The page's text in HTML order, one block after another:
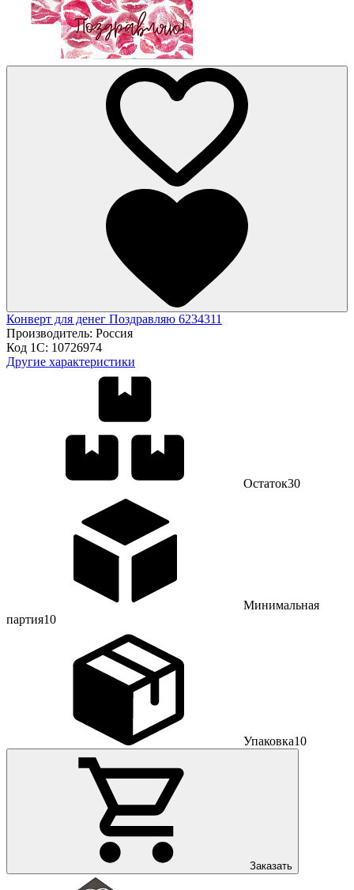
Конверт для денег Поздравляю 6234311
Производитель: Россия
Код 1С: 10726974
Другие характеристики
Остаток30
Минимальная
партия10
Упаковка10
Заказать